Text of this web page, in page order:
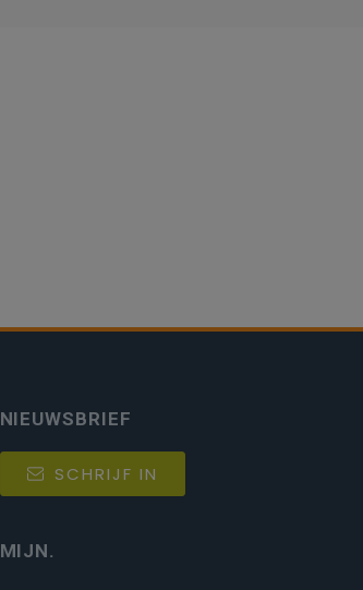
NIEUWSBRIEF
SCHRIJF IN
MIJN.